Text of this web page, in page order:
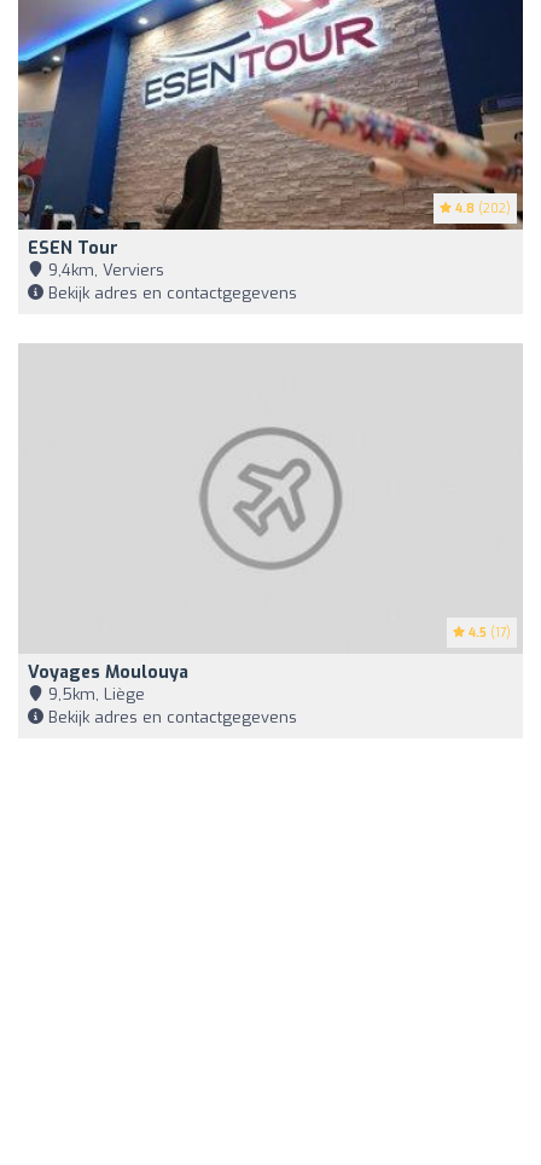
4.8 (202)
ESEN Tour
9,4km, Verviers
Bekijk adres en contactgegevens
4.5 (17)
Voyages Moulouya
9,5km, Liège
Bekijk adres en contactgegevens